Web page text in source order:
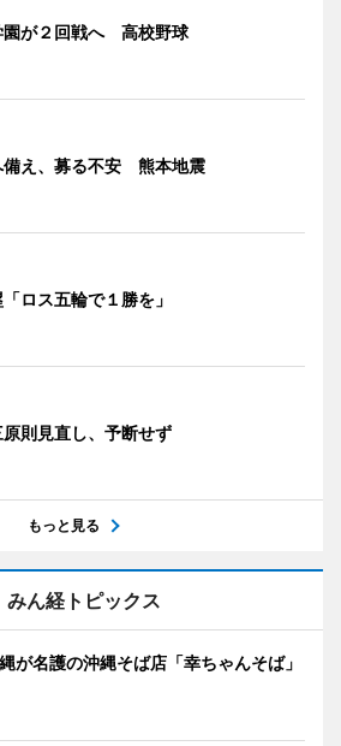
園が２回戦へ 高校野球
備え、募る不安 熊本地震
ロス五輪で１勝を」
則見直し、予断せず
もっと見る
みん経トピックス
が名護の沖縄そば店「幸ちゃんそば」